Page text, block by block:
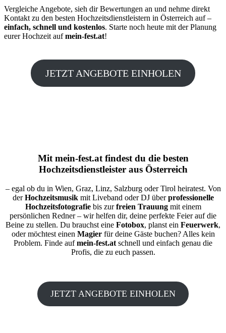
Vergleiche Angebote, sieh dir Bewertungen an und nehme direkt
Kontakt zu den besten Hochzeitsdienstleistern in Österreich auf –
einfach, schnell und kostenlos. Starte noch heute mit der Planung
eurer Hochzeit aufmein-fest.at!
JETZT ANGEBOTE EINHOLEN
Mit mein-fest.atfindest du die besten
Hochzeitsdienstleister aus Österreich
– egal ob du in Wien, Graz, Linz, Salzburg oder Tirol heiratest. Von
derHochzeitsmusikmit Liveband oder DJ überprofessionelle
Hochzeitsfotografiebis zurfreien Trauungmit einem
persönlichen Redner – wir helfen dir, deine perfekte Feier auf die
Beine zu stellen. Du brauchst eine Fotobox, planst ein Feuerwerk,
oder möchtest einen Magierfür deine Gäste buchen? Alles kein
Problem. Finde aufmein-fest.atschnell und einfach genau die
Profis, die zu euch passen.
JETZT ANGEBOTE EINHOLEN